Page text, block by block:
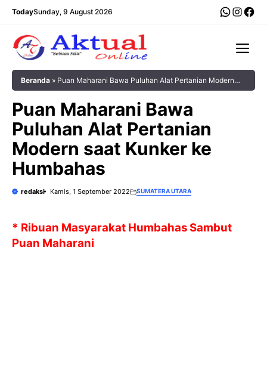
Langsung
TodaySunday, 9 August 2026
Beranda » Puan Maharani Bawa Puluhan Alat Pertanian Modern
Puan Maharani Bawa
Puluhan Alat Pertanian
Modern saat Kunker ke
Humbahas
redaksi Kamis, 1 September 2022 SUMATERA UTARA
* Ribuan Masyarakat Humbahas Sambut
Puan Maharani